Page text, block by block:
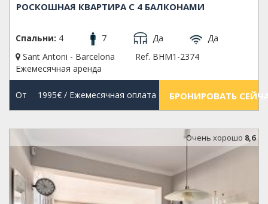
РОСКОШНАЯ КВАРТИРА С 4 БАЛКОНАМИ
Спальни: 4 7 Да
Да
Sant Antoni - Barcelona
Ref. BHM1-2374
Ежемесячная аренда
От 1995€/ Ежемесячная оплата БРОНИРОВАТЬ
Oчень хорошо 8,6